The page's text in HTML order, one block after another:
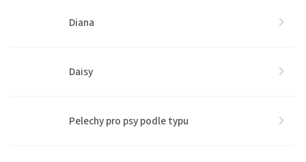
Diana
Daisy
Pelechy pro psy podle typu